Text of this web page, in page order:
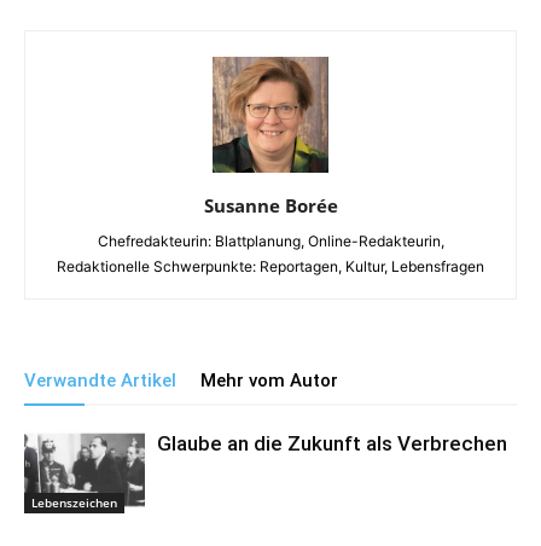
Susanne Borée
Chefredakteurin: Blattplanung, Online-Redakteurin,
Redaktionelle Schwerpunkte: Reportagen, Kultur, Lebensfragen
Verwandte Artikel Mehr vom Autor
Lebenszeichen
Glaube an die Zukunft als Verbrechen